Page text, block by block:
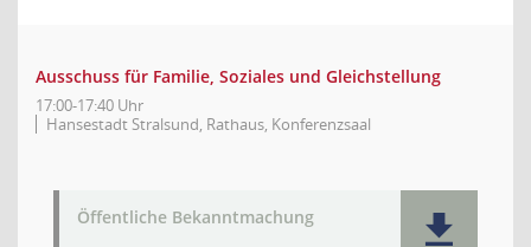
Ausschuss für Familie, Soziales und Gleichstellung
17:00-17:40 Uhr
Hansestadt Stralsund, Rathaus, Konferenzsaal
Öffentliche Bekanntmachung